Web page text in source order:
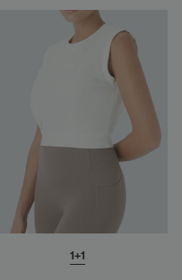
1+1